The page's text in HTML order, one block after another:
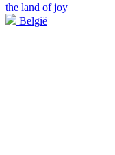
the land of joy
België